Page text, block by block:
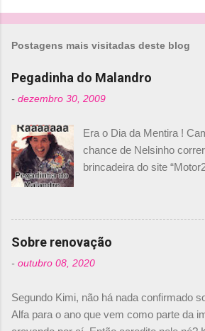
o
n
t
r
i
o
Postagens mais visitadas deste blog
Pegadinha do Malandro
- dezembro 30, 2009
Era o Dia da Mentira !
chance de Nelsinho
brincadeira do site
de abril –, afirmando que
comprado 15% das
com isso, um lugar no
foi esclarecida de uma
Daniele Audetto, diretor
não será o companheiro
2010. "Na verdade, nós
Sobre renovação
- outubro 08, 2020
Segundo Kimi, não há nada confirmado
Alfa para o ano que vem como parte da